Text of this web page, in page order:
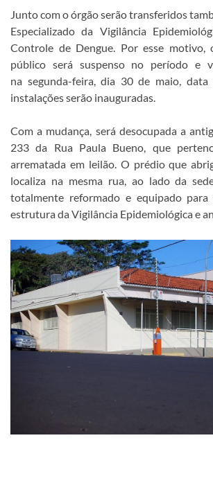
Junto com o órgão serão transferidos
Especializado da Vigilância
Controle de Dengue. Por esse motivo,
público será suspenso no período e
na segunda-feira, dia 30 de maio,
instalações serão inauguradas.
Com a mudança, será desocupada a
233 da Rua Paula Bueno, que
arrematada em leilão. O prédio que
localiza na mesma rua, ao lado da
totalmente reformado e equipado
estrutura da Vigilância Epidemiológica e